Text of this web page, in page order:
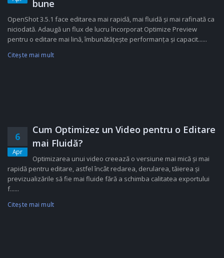
bune
OpenShot 3.5.1 face editarea mai rapidă, mai fluidă și mai rafinată ca
niciodată. Adaugă un flux de lucru încorporat Optimize Preview
pentru o editare mai lină, îmbunătățește performanța și capacit......
Citeşte mai mult
6
Apr
Cum Optimizez un Video pentru o Editare
mai Fluidă?
Optimizarea unui video creează o versiune mai mică și mai
rapidă pentru editare, astfel încât redarea, derularea, tăierea și
previzualizările să fie mai fluide fără a schimba calitatea exportului
f......
Citeşte mai mult